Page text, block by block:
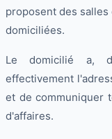
proposent des
domiciliées.
Le domicilié a,
effectivement
et de communiquer
d'affaires.